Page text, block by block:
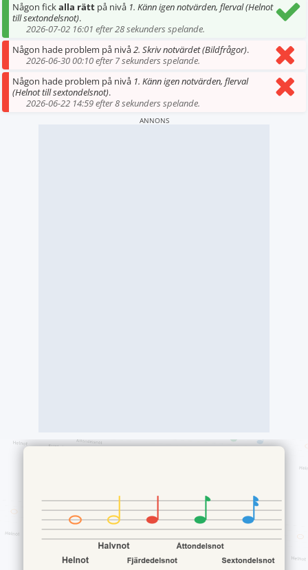
Någon fickalla rätt på nivå 1. Känn igen notvärden, flerval (Helnot
till sextondelsnot).
2026-07-02 16:01 efter 28 sekunders spelande.
Någon hade problem på nivå2. Skriv notvärdet (Bildfrågor).
2026-06-30 00:10 efter 7 sekunders spelande.
Någon hade problem på nivå 1. Känn igen notvärden, flerval
(Helnot till sextondelsnot).
2026-06-22 14:59 efter 8 sekunders spelande.
ANNONS